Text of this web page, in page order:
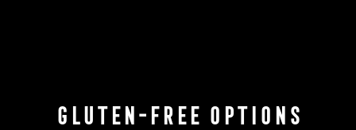
Gluten-Free Options